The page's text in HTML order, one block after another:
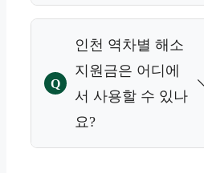
A
지원금은 2026년 8월
수 있으며, 기간 내 사
용하지 않은 금액은 자
동 소멸됩니다.
Q
인천 역차별 해소
지원금은 어디에
서 사용할 수 있나
요?